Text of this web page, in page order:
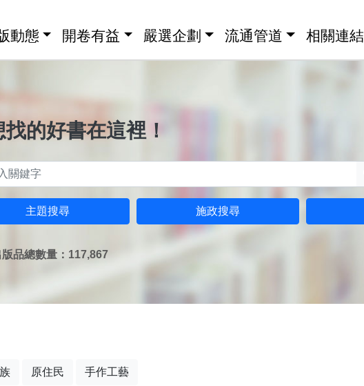
動態 開卷有益 嚴選企劃 流通管道 相關連結
找的好書在這裡！
主題搜尋 施政搜尋
版品總數量：117,867
原住民 手作工藝